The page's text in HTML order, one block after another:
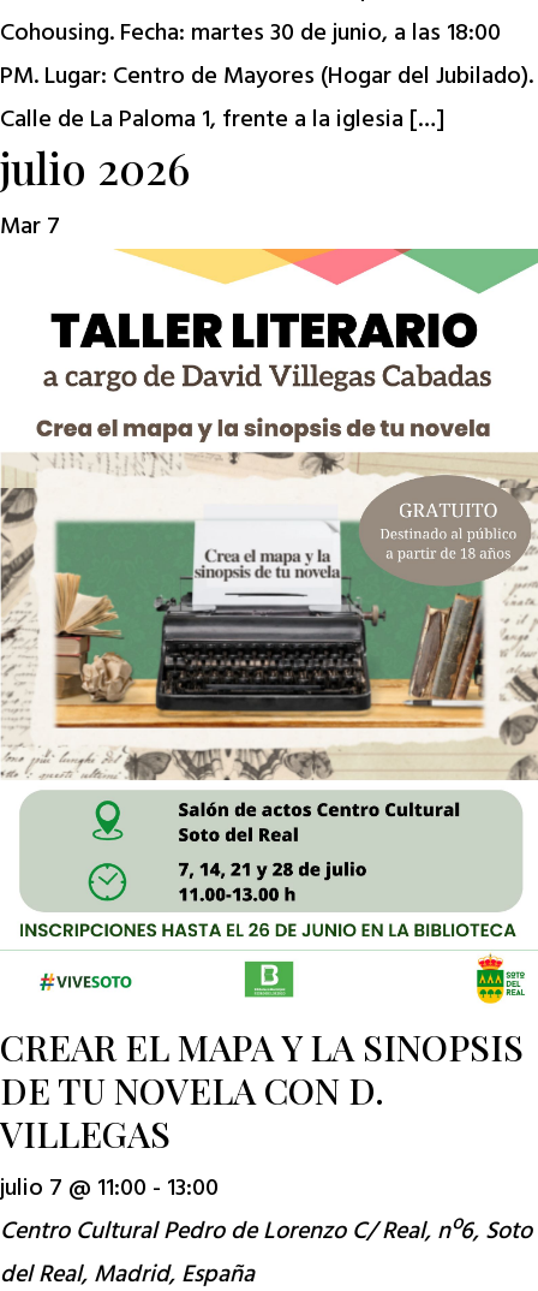
Cohousing. Fecha: martes 30 de junio, a las 18:00
PM. Lugar: Centro de Mayores (Hogar del Jubilado).
Calle de La Paloma 1, frente a la iglesia […]
julio 2026
Mar7
CREAR EL MAPA Y LA SINOPSIS
DE TU NOVELA CON D.
VILLEGAS
julio 7 @ 11:00 - 13:00
Centro Cultural Pedro de LorenzoC/ Real, nº6, Soto
del Real, Madrid, España